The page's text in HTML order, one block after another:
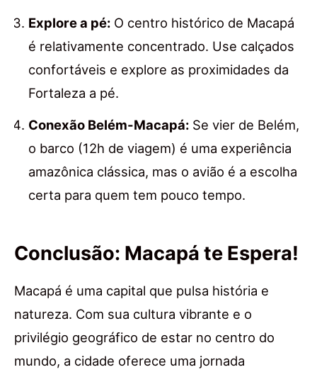
Explore a pé: O centro histórico de Macapá
é relativamente concentrado. Use calçados
confortáveis e explore as proximidades da
Fortaleza a pé.
Conexão Belém-Macapá: Se vier de Belém,
o barco (12h de viagem) é uma experiência
amazônica clássica, mas o avião é a escolha
certa para quem tem pouco tempo.
Conclusão: Macapá te Espera!
Macapá é uma capital que pulsa história e
natureza. Com sua cultura vibrante e o
privilégio geográfico de estar no centro do
mundo, a cidade oferece uma jornada